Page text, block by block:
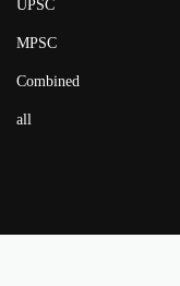
UPSC
MPSC
Combined
all